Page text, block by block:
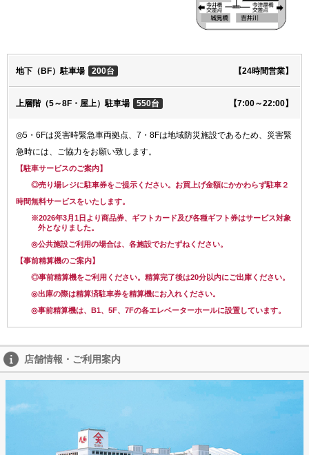
地下（BF）駐車場 200台 【24時間営業】
上層階（5～8F・屋上）駐車場 550台 【7:00～22:00】
◎5・6Fは災害時緊急車両拠点、7・8Fは地域防災施設であるため、災害緊
急時には、ご協力をお願い致します。
【駐車サービスのご案内】
◎売り場レジに駐車券をご提示ください。お買上げ金額にかかわらず駐車２
時間無料サービスをいたします。
※2026年3月1日より商品券、ギフトカード及び各種ギフト券はサービス対象
外となりました。
◎公共施設ご利用の場合は、各施設でおたずねください。
【事前精算機のご案内】
◎事前精算機をご利用ください。精算完了後は20分以内にご出庫ください。
◎出庫の際は精算済駐車券を精算機にお入れください。
◎事前精算機は、B1、5F、7Fの各エレベーターホールに設置しています。
店舗情報・ご利用案内